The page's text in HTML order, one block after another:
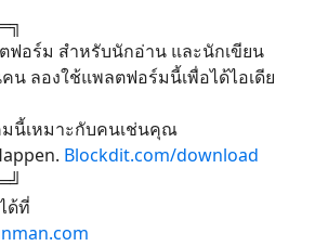
ฟอร์ม สำหรับนักอ่าน และนักเขียน
น ลองใช้แพลตฟอร์มนี้เพื่อได้ไอเดีย
นี้เหมาะกับคนเช่นคุณ
Blockdit.com/download
ด้ที่